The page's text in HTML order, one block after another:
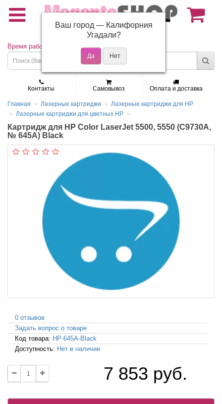
(495) 150-01-37
Время работы: Пн - Пт 9:30 - 19:00
Контакты Самовывоз Оплата и доставка
Главная Лазерные картриджи
Лазерные картриджи для HP
Лазерные картриджи для цветных HP
Картридж для HP Color LaserJet 5500, 5550 (C9730A,
№ 645A) Black
0 отзывов
Задать вопрос о товаре
Код товара: HP-645A-Black
Доступность: Нет в наличии
7 853 руб.
Ваш город — Калифорния
Угадали?